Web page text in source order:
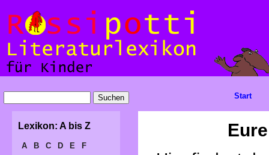
Start
Lexikon: A bis Z
A B C D E
F